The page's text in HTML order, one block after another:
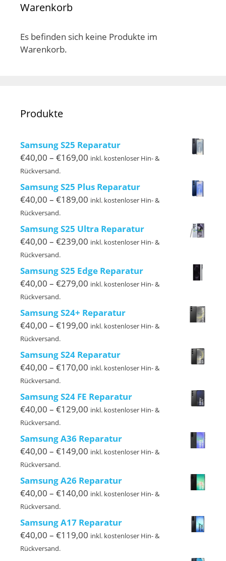
Warenkorb
Es befinden sich keine Produkte im
Warenkorb.
Produkte
Samsung S25 Reparatur
€40,00 – €169,00 Preisspanne:
bis
€169,00
inkl. kostenloser Hin- &
Rückversand.
Samsung S25 Plus Reparatur
€40,00 – €189,00 Preisspanne:
bis
€189,00
inkl. kostenloser Hin- &
Rückversand.
Samsung S25 Ultra Reparatur
€40,00 – €239,00 Preisspanne:
€239,00
inkl. kostenloser Hin- &
Rückversand.
Samsung S25 Edge Reparatur
€40,00 – €279,00 Preisspanne:
€279,00
inkl. kostenloser Hin- &
Rückversand.
Samsung S24+ Reparatur
€40,00 – €199,00 Preisspanne:
€199,00
inkl. kostenloser Hin- &
Rückversand.
Samsung S24 Reparatur
€40,00 – €170,00 Preisspanne:
bis
€170,00
inkl. kostenloser Hin- &
Rückversand.
Samsung S24 FE Reparatur
€40,00 – €129,00 Preisspanne:
€129,00
inkl. kostenloser Hin- &
Rückversand.
Samsung A36 Reparatur
€40,00 – €149,00 Preisspanne:
€149,00
inkl. kostenloser Hin- &
Rückversand.
Samsung A26 Reparatur
€40,00 – €140,00 Preisspanne:
€140,00
inkl. kostenloser Hin- &
Rückversand.
Samsung A17 Reparatur
€40,00 – €119,00 Preisspanne:
inkl. kostenloser Hin- &
Rückversand.